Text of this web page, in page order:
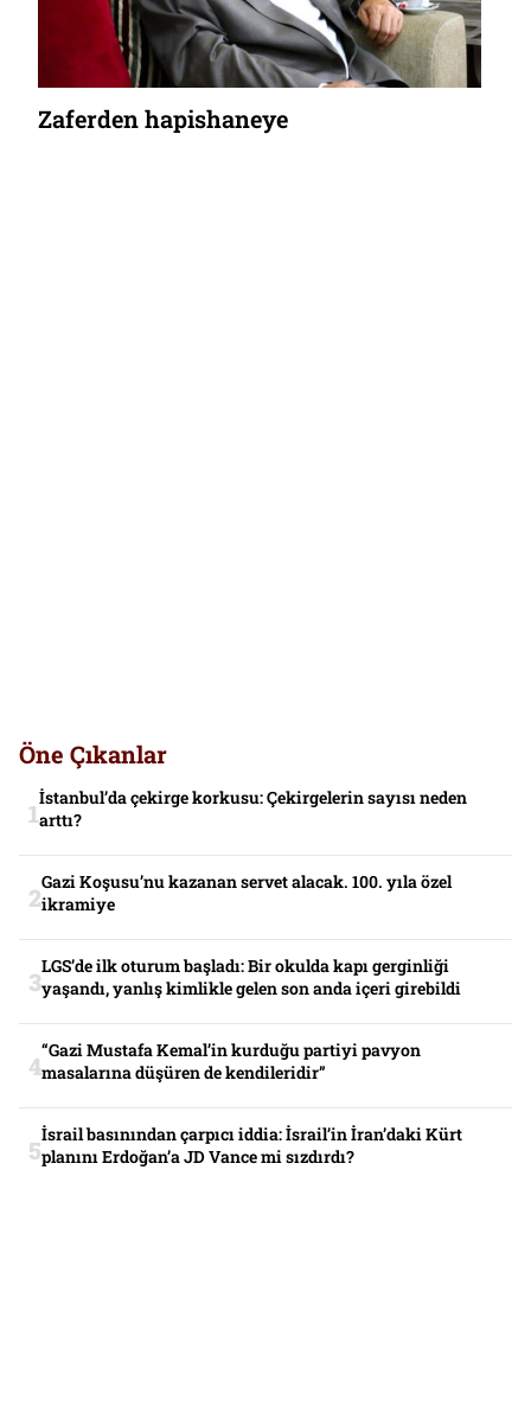
Zaferden hapishaneye
Öne Çıkanlar
İstanbul’da çekirge korkusu: Çekirgelerin sayısı neden
arttı?
Gazi Koşusu’nu kazanan servet alacak. 100. yıla özel
ikramiye
LGS’de ilk oturum başladı: Bir okulda kapı gerginliği
yaşandı, yanlış kimlikle gelen son anda içeri girebildi
“Gazi Mustafa Kemal’in kurduğu partiyi pavyon
masalarına düşüren de kendileridir”
İsrail basınından çarpıcı iddia: İsrail’in İran’daki Kürt
planını Erdoğan’a JD Vance mi sızdırdı?